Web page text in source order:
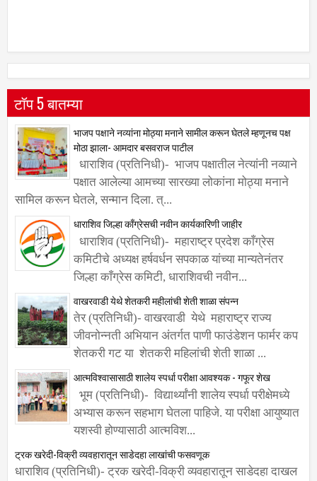
टॉप 5 बातम्या
भाजप पक्षाने नव्यांना मोठ्या मनाने सामील करून घेतले म्हणूनच पक्ष
मोठा झाला- आमदार बसवराज पाटील
धाराशिव (प्रतिनिधी)- भाजप पक्षातील नेत्यांनी नव्याने
पक्षात आलेल्या आमच्या सारख्या लोकांना मोठ्या मनाने
सामिल करून घेतले, सन्मान दिला. त्...
धाराशिव जिल्हा काँग्रेसची नवीन कार्यकारिणी जाहीर
धाराशिव (प्रतिनिधी)- महाराष्ट्र प्रदेश काँग्रेस
कमिटीचे अध्यक्ष हर्षवर्धन सपकाळ यांच्या मान्यतेनंतर
जिल्हा काँग्रेस कमिटी, धाराशिवची नवीन...
वाखरवाडी येथे शेतकरी महीलांची शेती शाळा संपन्न
तेर (प्रतिनिधी)- वाखरवाडी येथे महाराष्ट्र राज्य
जीवनोन्नती अभियान अंतर्गत पाणी फाउंडेशन फार्मर कप
शेतकरी गट या शेतकरी महिलांची शेती शाळा ...
आत्मविश्वासासाठी शालेय स्पर्धा परीक्षा आवश्यक - गफूर शेख
भूम (प्रतिनिधी)- विद्यार्थ्यांनी शालेय स्पर्धा परीक्षेमध्ये
अभ्यास करून सहभाग घेतला पाहिजे. या परीक्षा आयुष्यात
यशस्वी होण्यासाठी आत्मविश...
ट्रक खरेदी-विक्री व्यवहारातून साडेदहा लाखांची फसवणूक
धाराशिव (प्रतिनिधी)- ट्रक खरेदी-विक्री व्यवहारातून साडेदहा दाखल